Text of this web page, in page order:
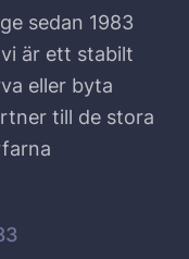
sedan 1983
är ett stabilt
eller byta
till de stora